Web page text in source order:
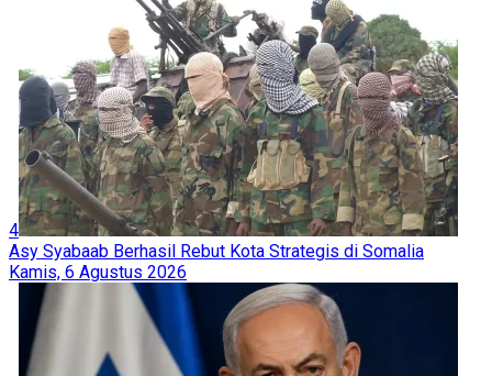
4
Asy Syabaab Berhasil Rebut Kota Strategis di Somalia
Kamis, 6 Agustus 2026